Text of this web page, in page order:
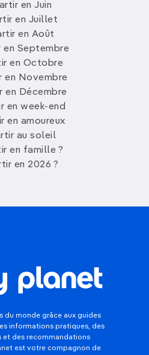
en Juin
en Juillet
en Août
en Septembre
en Octobre
en Novembre
en Décembre
en week-end
en amoureux
au soleil
en famille ?
en 2026 ?
du monde grâce aux guides
informations pratiques, des
et des recommandations
est votre compagnon de